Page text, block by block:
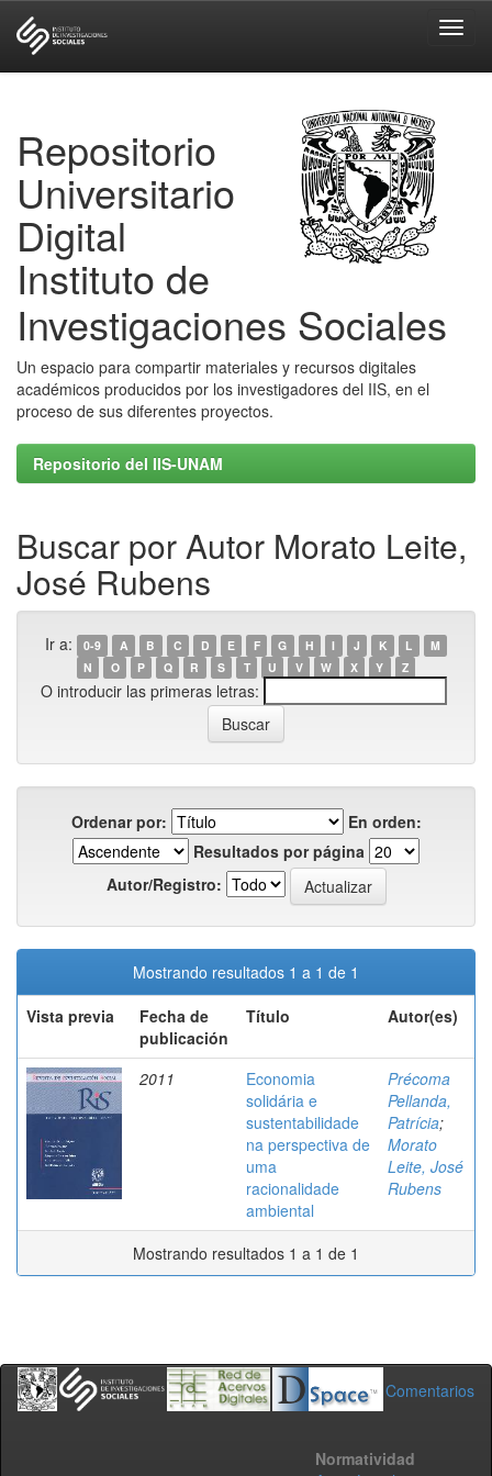
Repositorio
Universitario
Digital
Instituto de
Investigaciones Sociales
Un espacio para compartir materiales y recursos digitales
académicos producidos por los investigadores del IIS, en el
proceso de sus diferentes proyectos.
Repositorio del IIS-UNAM
Buscar por Autor Morato Leite,
José Rubens
Ir a: 0-9 A B C D E F G H I J K L
M
N
O P Q R S T U V W X Y Z
O introducir las primeras letras:
Ordenar por:
En orden:
Resultados por página
Autor/Registro:
Mostrando resultados 1 a 1 de 1
Vista previa
Fecha de
publicación
Título Autor(es)
2011
Economia
solidária e
sustentabilidade
na perspectiva de
uma
racionalidade
ambiental
Précoma
Pellanda,
Patrícia;
Morato
Leite, José
Rubens
Mostrando resultados 1 a 1 de 1
Comentarios
Normatividad